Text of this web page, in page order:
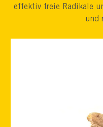
effektiv freie Radikale
und